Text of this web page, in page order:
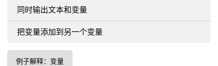
同时输出文本和变量
把变量添加到另一个变量
例子解释：变量